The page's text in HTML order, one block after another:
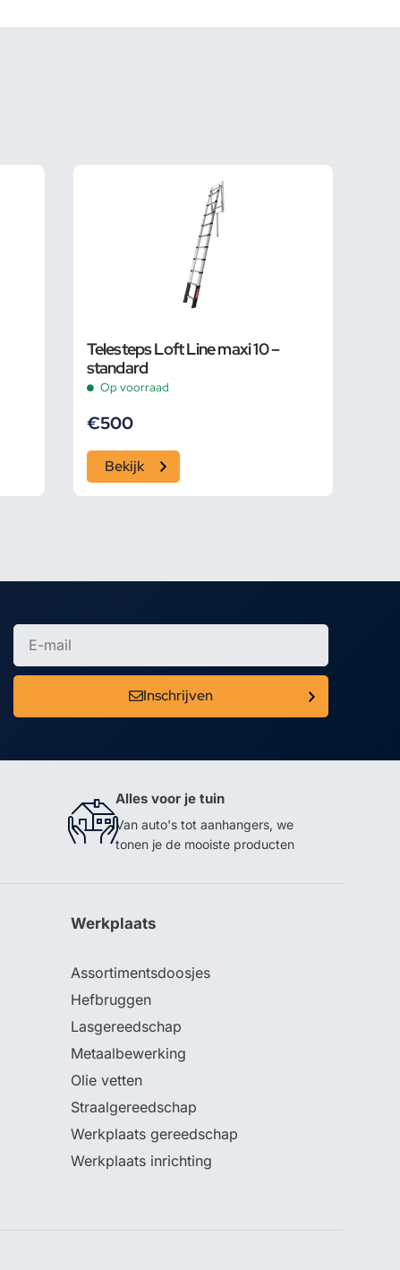
Telesteps Loft Line maxi 10 –
standard
Op voorraad
€500
Bekijk
Inschrijven
Alles voor je tuin
Van auto's tot aanhangers, we
tonen je de mooiste producten
Werkplaats
Assortimentsdoosjes
Hefbruggen
Lasgereedschap
Metaalbewerking
Olie vetten
Straalgereedschap
Werkplaats gereedschap
Werkplaats inrichting